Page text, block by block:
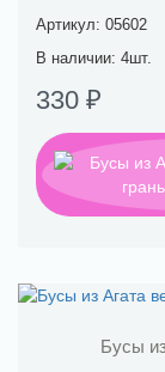
Артикул: 05602
В наличии: 4шт.
330 ₽
Бусы